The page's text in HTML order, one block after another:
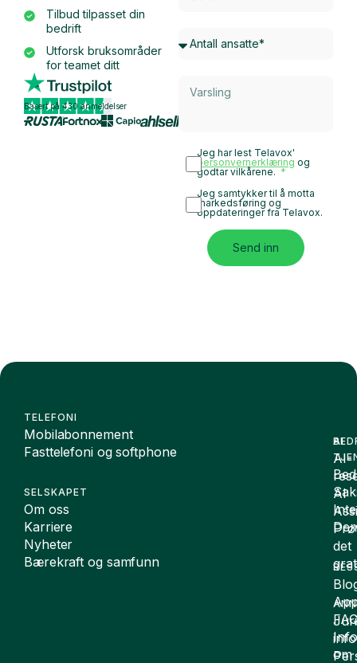
Tilbud tilpasset din
bedrift
Utforsk bruksområder
for teamet ditt
Basert på 430 anmeldelser
Jeg har lest Telavox'
personvernerklæring og
godtar vilkårene.
Jeg samtykker til å motta
markedsføring og
oppdateringer fra Telavox.
Send inn
TELEFONI
Mobilabonnement
Fasttelefoni og softphone
SELSKAPET
Om oss
Karriere
Nyheter
Bærekraft og samfunn
om
AI
AI-
AI
det